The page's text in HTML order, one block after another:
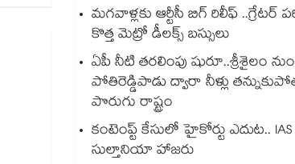
మగవాళ్లకు ఆర్టీసీ బిగ్ రిలీఫ్ ..గ్రేటర్
కొత్త మెట్రో డీలక్స్ బస్సులు
ఏపీ నీటి తరలింపు షురూ..శ్రీశైలం
పోతిరెడ్డిపాడు ద్వారా నీళ్లు
పొరుగు రాష్ట్రం
కంటెంప్ట్ కేసులో హైకోర్టు ఎదుట..
సుల్తానియా హాజరు